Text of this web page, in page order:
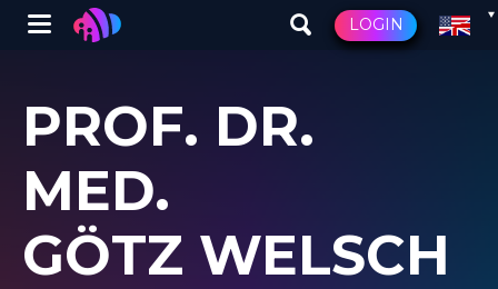
main
content
Winglet LOGIN
PROF. DR.
MED.
GÖTZ WELSCH